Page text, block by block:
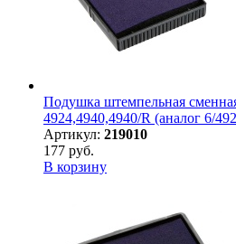
Подушка штемпельная
4924,4940,4940/R (аналог 6/
Артикул: 219010
177 руб.
В корзину